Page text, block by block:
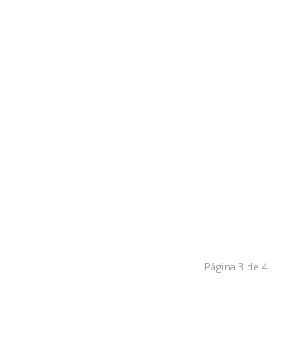
Página 3 de 4